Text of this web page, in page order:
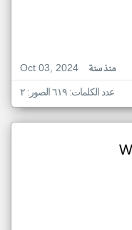
Oct 03, 2024
منذ سنة
عدد الكلمات: ٦١٩ الصور: ٢